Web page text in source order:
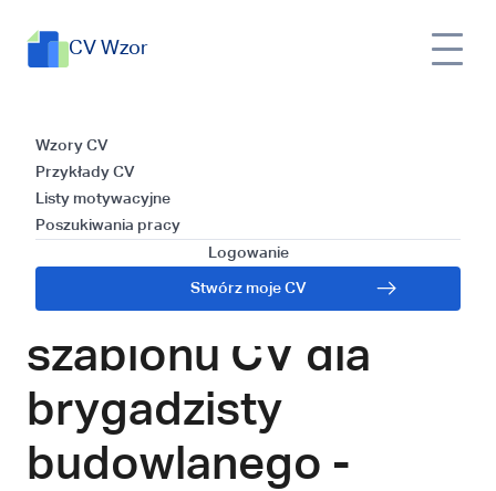
CV Wzor
Wzory CV
Przykłady CV
Listy motywacyjne
Poszukiwania pracy
Logowanie
Stwórz moje CV
Tworzenie
efektywnego
szablonu CV dla
brygadzisty
budowlanego -